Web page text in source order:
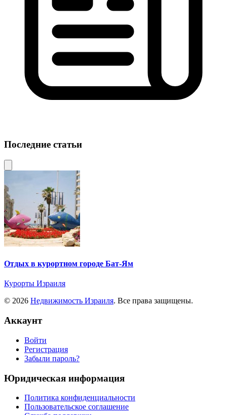
Последние статьи
Отдых в курортном городе Бат-Ям
Курорты Израиля
© 2026 Недвижимость Израиля. Все права защищены.
Аккаунт
Войти
Регистрация
Забыли пароль?
Юридическая информация
Политика конфиденциальности
Пользовательское соглашение